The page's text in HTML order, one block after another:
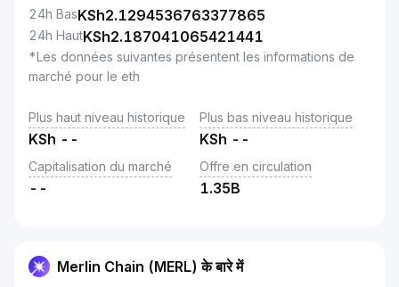
24h BasKSh2.1294536763377865
24h HautKSh2.187041065421441
*Les données suivantes présentent les informations de
marché pour le eth
Plus haut niveau historique
KSh --
Plus bas niveau historique
KSh --
Capitalisation du marché
--
Offre en circulation
1.35B
Merlin Chain (MERL) के बारे में